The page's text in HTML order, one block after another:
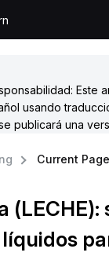
Este
usando
publicará una
Current Page
(LECHE):